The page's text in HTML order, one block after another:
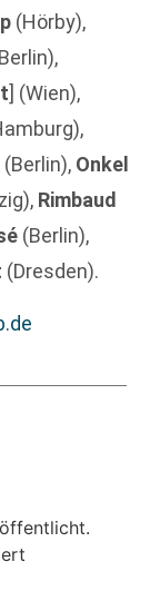
(Hörby),
] (Wien),
(Berlin), Onkel
Rimbaud
(Berlin),
(Dresden).